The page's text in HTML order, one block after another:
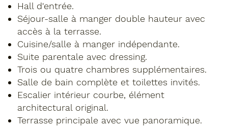
Hall d'entrée.
Séjour-salle à manger double hauteur avec
accès à la terrasse.
Cuisine/salle à manger indépendante.
Suite parentale avec dressing.
Trois ou quatre chambres supplémentaires.
Salle de bain complète et toilettes invités.
Escalier intérieur courbe, élément
architectural original.
Terrasse principale avec vue panoramique.